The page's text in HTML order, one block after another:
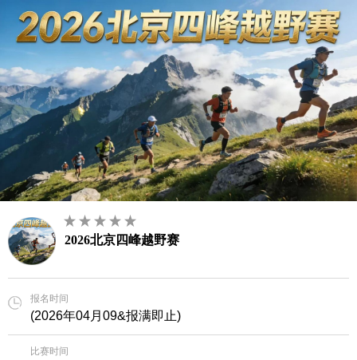
2026北京四峰越野赛
报名时间
(2026年04月09&报满即止)
比赛时间